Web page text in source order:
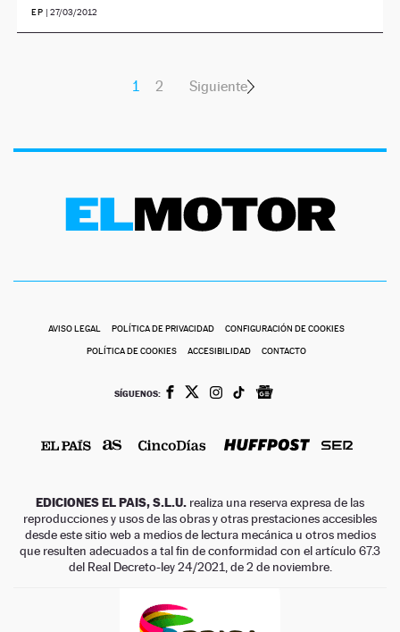
EP | 27/03/2012
1 2 Siguiente
AVISO LEGAL POLÍTICA DE PRIVACIDAD CONFIGURACIÓN DE COOKIES
POLÍTICA DE COOKIES ACCESIBILIDAD CONTACTO
SÍGUENOS:
EDICIONES EL PAIS, S.L.U. realiza una reserva expresa de las
reproducciones y usos de las obras y otras prestaciones accesibles
desde este sitio web a medios de lectura mecánica u otros medios
que resulten adecuados a tal fin de conformidad con el artículo 67.3
del Real Decreto-ley 24/2021, de 2 de noviembre.